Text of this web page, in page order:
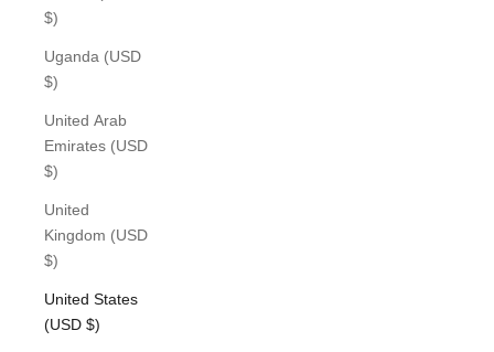
$)
Uganda (USD
$)
United Arab
Emirates (USD
$)
United
Kingdom (USD
$)
United States
(USD $)